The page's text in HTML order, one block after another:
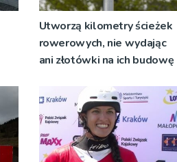
Utworzą kilometry ścieżek
rowerowych, nie wydając
ani złotówki na ich budowę